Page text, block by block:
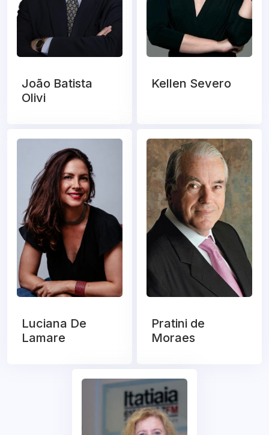
João Batista
Olivi
Kellen Severo
Luciana De
Lamare
Pratini de
Moraes